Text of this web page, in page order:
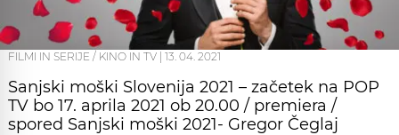
FILMI IN SERIJE / KINO IN TV | 13. 04. 2021
Sanjski moški Slovenija 2021 – začetek na POP
TV bo 17. aprila 2021 ob 20.00 / premiera /
spored Sanjski moški 2021- Gregor Čeglaj